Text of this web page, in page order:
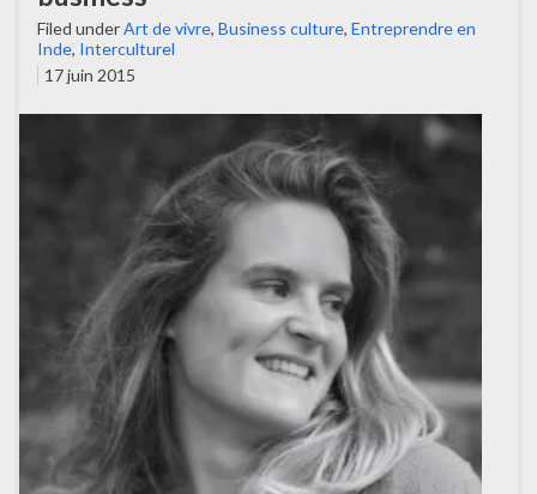
Filed underArt de vivre, Business culture, Entreprendre en
Inde, Interculturel
17 juin 2015